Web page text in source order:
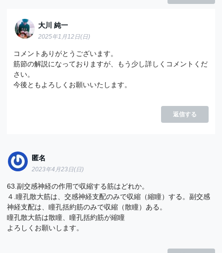
大川 純一
2025年1月12日(日)
コメントありがとうございます。
筋節の解説になっておりますが、もう少し詳しくコメントくだ
さい。
今後ともよろしくお願いいたします。
返信する
匿名
2023年4月23日(日)
63.副交感神経の作用で収縮する筋はどれか。
４.瞳孔散大筋は、交感神経支配のみで収縮（縮瞳）する。副交感
神経支配は、瞳孔括約筋のみで収縮（散瞳）ある。
瞳孔散大筋は散瞳、瞳孔括約筋が縮瞳
よろしくお願いします。